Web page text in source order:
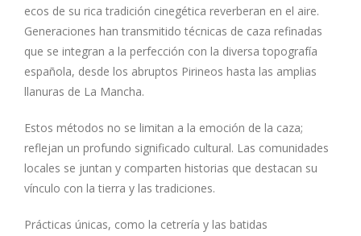
ecos de su rica tradición cinegética reverberan en el aire.
Generaciones han transmitido técnicas de caza refinadas
que se integran a la perfección con la diversa topografía
española, desde los abruptos Pirineos hasta las amplias
llanuras de La Mancha.
Estos métodos no se limitan a la emoción de la caza;
reflejan un profundo significado cultural. Las comunidades
locales se juntan y comparten historias que destacan su
vínculo con la tierra y las tradiciones.
Prácticas únicas, como la cetrería y las batidas